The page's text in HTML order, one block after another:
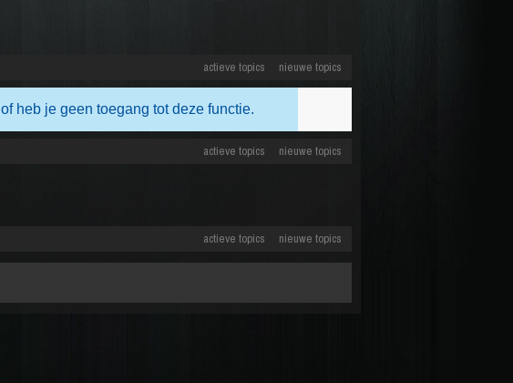
actieve topics nieuwe topics
of heb je geen toegang tot deze functie.
actieve topics nieuwe topics
actieve topics nieuwe topics